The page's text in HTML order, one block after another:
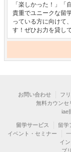
「楽しかった！」
貴重でユニークな留
っている方に向けて
す！ぜひお力を貸し
お問い合わせ フ
無料カウンセ
iae
留学サービス 留学
イベント・セミナー
イ
ブ